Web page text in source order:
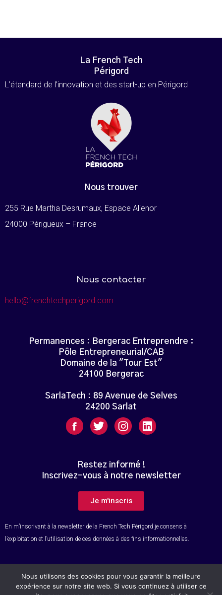
La French Tech
Périgord
L’étendard de l’innovation et des start-up en Périgord
Nous trouver
255 Rue Martha Desrumaux, Espace Alienor
24000 Périgueux – France
Nous contacter
hello@frenchtechperigord.com
Permanences : Bergerac Entreprendre :
Pôle Entrepreneurial/CAB
Domaine de la "Tour Est"
24100 Bergerac
SarlaTech : 89 Avenue de Selves
24200 Sarlat
Restez informé !
Inscrivez-vous à notre newsletter
Je m'inscris
En m’inscrivant à la newsletter de la French Tech Périgord je consens à
l’exploitation et l’utilisation de ces données à des fins informationnelles.
© Tous droits réservés – French Tech Périgord
Nous utilisons des cookies pour vous garantir la meilleure
expérience sur notre site web. Si vous continuez à utiliser ce